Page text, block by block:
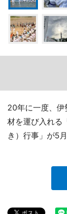
20年に一度、伊
材を運び入れる
き）行事」が5